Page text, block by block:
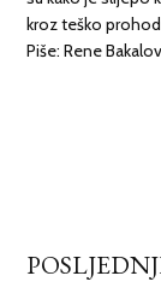
kroz teško
Piše: Rene